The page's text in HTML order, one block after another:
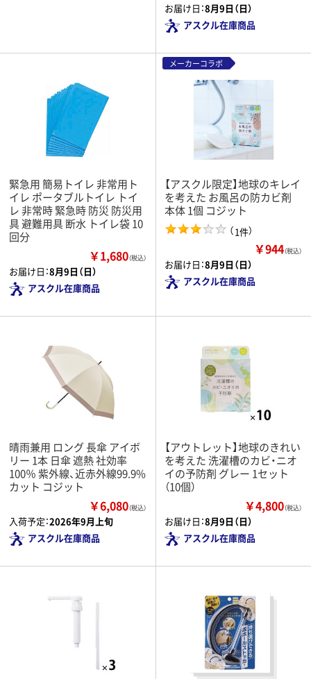
お届け日：8月9日（日）
アスクル在庫商品
緊急用 簡易トイレ 非常用ト
イレ ポータブルトイレ トイ
レ 非常時 緊急時 防災 防災用
具 避難用具 断水 トイレ袋 10
回分
￥1,680（税込）
お届け日：8月9日（日）
アスクル在庫商品
メーカーコラボ
【アスクル限定】地球のキレイ
を考えた お風呂の防カビ剤
本体 1個 コジット
（1件）
￥944（税込）
お届け日：8月9日（日）
アスクル在庫商品
晴雨兼用 ロング 長傘 アイボ
リー 1本 日傘 遮熱 社効率
100％ 紫外線、近赤外線99.9%
カット コジット
￥6,080（税込）
入荷予定：2026年9月上旬
アスクル在庫商品
【アウトレット】地球のきれい
を考えた 洗濯槽のカビ・ニオ
イの予防剤 グレー 1セット
（10個）
￥4,800（税込）
お届け日：8月9日（日）
アスクル在庫商品